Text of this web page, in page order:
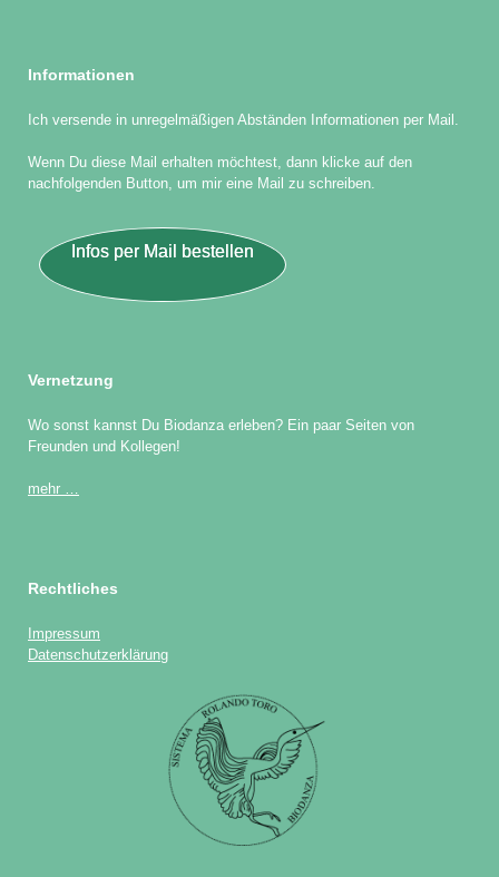
Informationen
Ich versende in unregelmäßigen Abständen Informationen per Mail.
Wenn Du diese Mail erhalten möchtest, dann klicke auf den
nachfolgenden Button, um mir eine Mail zu schreiben.
Infos per Mail bestellen
Vernetzung
Wo sonst kannst Du Biodanza erleben? Ein paar Seiten von
Freunden und Kollegen!
mehr …
Rechtliches
Impressum
Datenschutzerklärung